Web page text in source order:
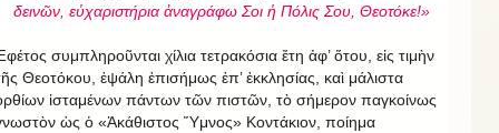
δεινῶν, εὐχαριστήρια ἀναγράφω Σοι ἡ Πόλις Σου, Θεοτόκε!»
συμπληροῦνται χίλια τετρακόσια ἔτη ἀφ’ ὅτου, εἰς τιμὴν
Θεοτόκου, ἐψάλη ἐπισήμως ἐπ’ ἐκκλησίας, καὶ μάλιστα
ἱσταμένων πάντων τῶν πιστῶν, τὸ σήμερον παγκοίνως
ὡς ὁ «Ἀκάθιστος Ὕμνος» Κοντάκιον, ποίημα